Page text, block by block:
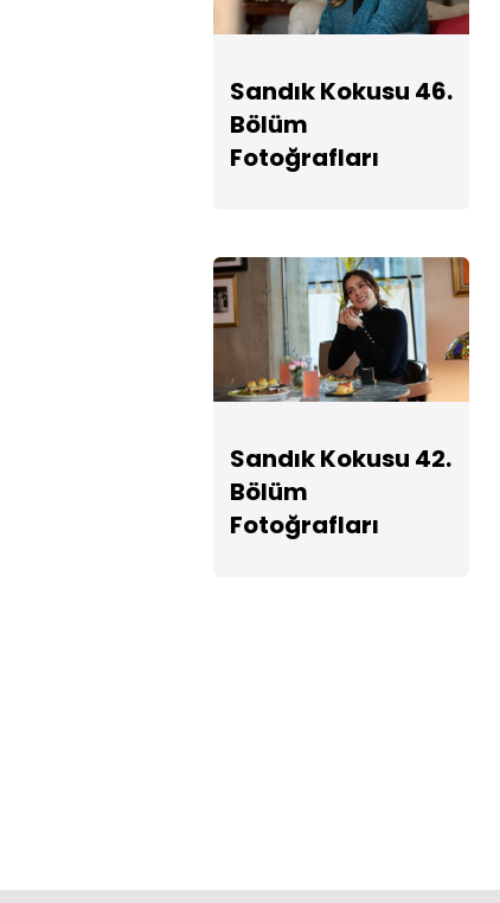
Sandık Kokusu 46.
Bölüm
Fotoğrafları
Sandık Kokusu 42.
Bölüm
Fotoğrafları